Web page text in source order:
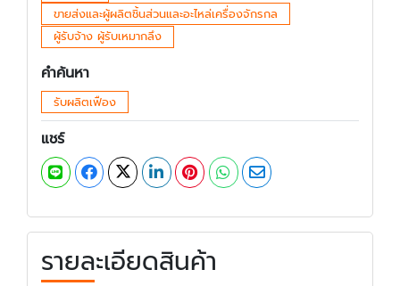
ขายส่งและผู้ผลิตชิ้นส่วนและอะไหล่เครื่องจักรกล
ผู้รับจ้าง ผู้รับเหมากลึง
คำค้นหา
รับผลิตเฟือง
แชร์
รายละเอียดสินค้า